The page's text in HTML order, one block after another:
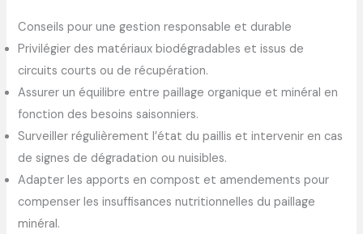
Conseils pour une gestion responsable et durable
Privilégier des matériaux biodégradables et issus de
circuits courts ou de récupération.
Assurer un équilibre entre paillage organique et minéral en
fonction des besoins saisonniers.
Surveiller régulièrement l’état du paillis et intervenir en cas
de signes de dégradation ou nuisibles.
Adapter les apports en compost et amendements pour
compenser les insuffisances nutritionnelles du paillage
minéral.